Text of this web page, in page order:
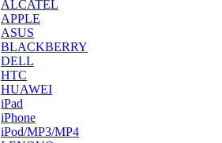
ALCATEL
APPLE
ASUS
BLACKBERRY
DELL
HTC
HUAWEI
iPad
iPhone
iPod/MP3/MP4